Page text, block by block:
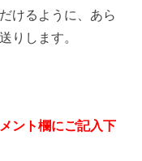
けるように、あら
りします。
ント欄にご記入下